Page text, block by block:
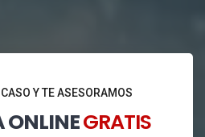
Y TE ASESORAMOS
ONLINEGRATIS